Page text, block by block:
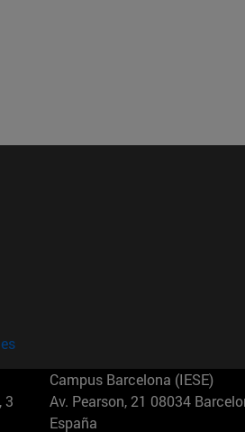
3
Campus Barcelona (IESE)
Av. Pearson, 21 08034
España